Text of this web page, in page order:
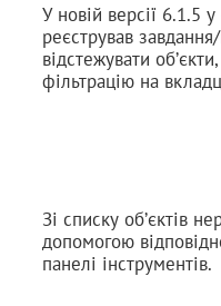
У новій версії 6.1.5
реєстрував
відстежувати
фільтрацію на
Зі списку об’єктів
допомогою
панелі інструментів.